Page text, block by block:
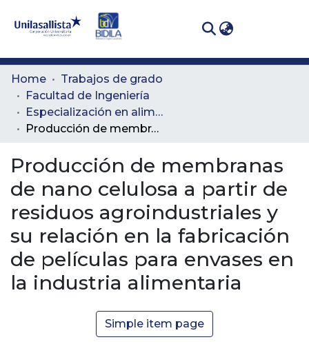
Communities
& Collections
All of DSpace
Statistics
Home
Trabajos de grado
Facultad de Ingeniería
Especialización en alimentación y nutrición
Producción de membranas de nano celulosa a partir de residuos agroindustriales y su relación en la fabricación de películas para envases en la industria alimentaria
Producción de membranas
de nano celulosa a partir de
residuos agroindustriales y
su relación en la fabricación
de películas para envases en
la industria alimentaria
Simple item page